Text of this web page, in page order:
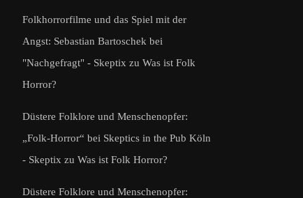
Folkhorrorfilme und das Spiel mit der
Angst: Sebastian Bartoschek bei
"Nachgefragt" - Skeptix zu Was ist Folk
Horror?
Düstere Folklore und Menschenopfer:
„Folk-Horror“ bei Skeptics in the Pub Köln
- Skeptix zu Was ist Folk Horror?
Düstere Folklore und Menschenopfer: